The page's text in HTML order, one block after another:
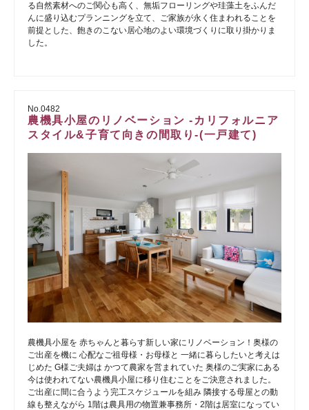
る自然素材へのご関心も高く、無垢フローリングや珪藻土をふんだ
んに盛り込むプランニングを立て、ご家族が永く住まわれることを
前提とした、飽きのこない居心地のよい環境づくりに取り掛かりま
した。
No.0482
農機具小屋のリノベーション -カリフォルニア
スタイル&子育て向きの間取り-(一戸建て)
農機具小屋を 赤ちゃんと暮らす新しい家にリノベーション！奥様の
ご出産を機に 心配なご祖母様・お母様と 一緒に暮らしたいと考えは
じめた G様ご夫婦は かつて農家を営まれていた 奥様のご実家にある
今は使われてない農機具小屋に移り住むことをご決意されました。
ご出産に間に合うよう完工スケジュールを組み 隣接する母屋との動
線も整えながら 1階は農具用の物置兼事務所・2階は居室になってい